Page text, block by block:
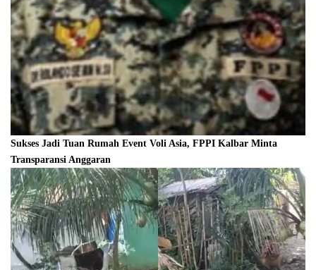
Sukses Jadi Tuan Rumah Event Voli Asia, FPPI Kalbar Minta
Transparansi Anggaran